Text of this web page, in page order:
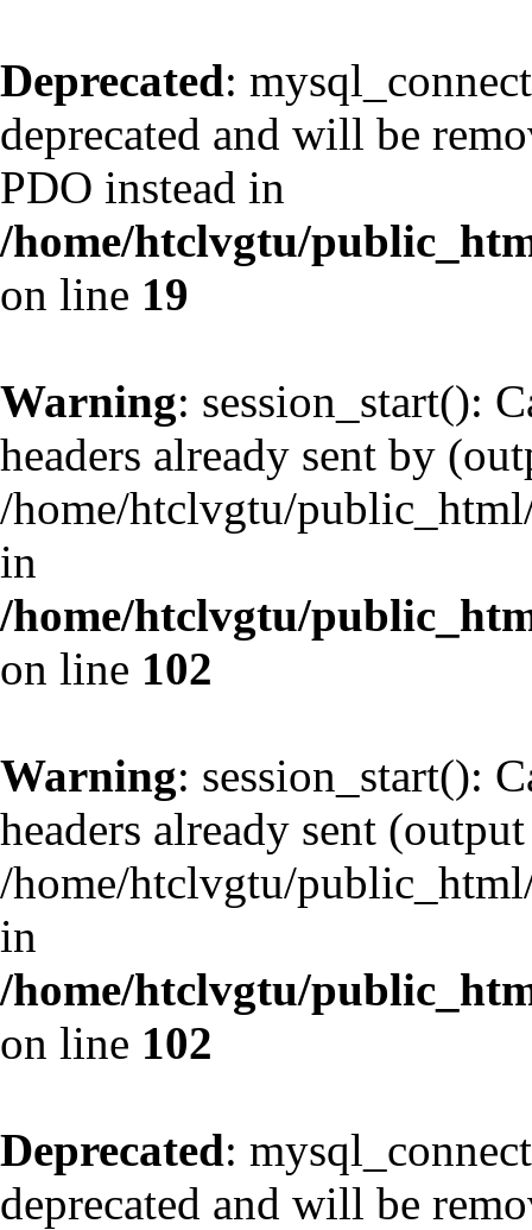
Deprecated:
deprecated and will be
PDO instead in
/home/htclvgtu/
on line 19
Warning: session_start():
headers already sent by
/home/htclvgtu/
in
/home/htclvgtu/
on line 102
Warning: session_start():
headers already sent
/home/htclvgtu/
in
/home/htclvgtu/
on line 102
Deprecated:
deprecated and will be